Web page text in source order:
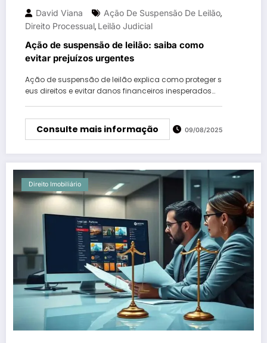
David Viana Ação De Suspensão De Leilão,
Direito Processual, Leilão Judicial
Ação de suspensão de leilão: saiba como
evitar prejuízos urgentes
Ação de suspensão de leilão explica como proteger s
eus direitos e evitar danos financeiros inesperados…
Consulte mais informação 09/08/2025
Direito Imobiliário